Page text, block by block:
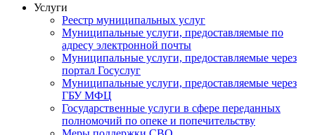
Услуги
Реестр муниципальных услуг
Муниципальные услуги, предоставляемые по
адресу электронной почты
Муниципальные услуги, предоставляемые через
портал Госуслуг
Муниципальные услуги, предоставляемые через
ГБУ МФЦ
Государственные услуги в сфере переданных
полномочий по опеке и попечительству